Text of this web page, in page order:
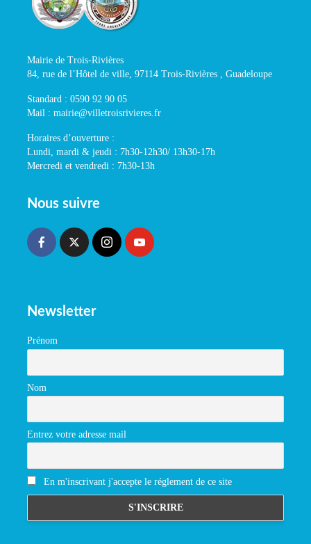
Mairie de Trois-Rivières
84, rue de l’Hôtel de ville, 97114 Trois-Rivières , Guadeloupe
Standard : 0590 92 90 05
Mail : mairie@villetroisrivieres.fr
Horaires d’ouverture :
Lundi, mardi & jeudi : 7h30-12h30/ 13h30-17h
Mercredi et vendredi : 7h30-13h
Nous suivre
Newsletter
Prénom
Nom
Entrez votre adresse mail
En m'inscrivant j'accepte le réglement de ce site